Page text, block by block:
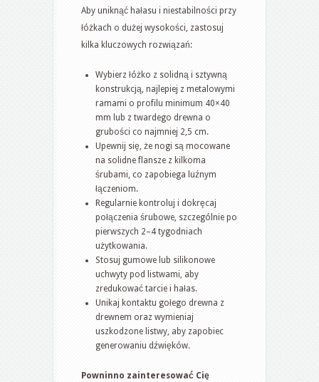
Aby uniknąć hałasu i niestabilności przy
łóżkach o dużej wysokości, zastosuj
kilka kluczowych rozwiązań:
Wybierz łóżko z solidną i sztywną
konstrukcją, najlepiej z metalowymi
ramami o profilu minimum 40×40
mm lub z twardego drewna o
grubości co najmniej 2,5 cm.
Upewnij się, że nogi są mocowane
na solidne flansze z kilkoma
śrubami, co zapobiega luźnym
łączeniom.
Regularnie kontroluj i dokręcaj
połączenia śrubowe, szczególnie po
pierwszych 2–4 tygodniach
użytkowania.
Stosuj gumowe lub silikonowe
uchwyty pod listwami, aby
zredukować tarcie i hałas.
Unikaj kontaktu gołego drewna z
drewnem oraz wymieniaj
uszkodzone listwy, aby zapobiec
generowaniu dźwięków.
Powninno zainteresować Cię